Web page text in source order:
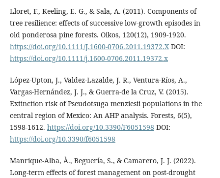
Lloret, F., Keeling, E. G., & Sala, A. (2011). Components of
tree resilience: effects of successive low-growth episodes in
old ponderosa pine forests. Oikos, 120(12), 1909-1920.
https://doi.org/10.1111/J.1600-0706.2011.19372.XDOI:
https://doi.org/10.1111/j.1600-0706.2011.19372.x
López-Upton, J., Valdez-Lazalde, J. R., Ventura-Ríos, A.,
Vargas-Hernández, J. J., & Guerra-de la Cruz, V. (2015).
Extinction risk of Pseudotsuga menziesii populations in the
central region of Mexico: An AHP analysis. Forests, 6(5),
1598-1612. https://doi.org/10.3390/F6051598 DOI:
https://doi.org/10.3390/f6051598
Manrique-Alba, À., Beguería, S., & Camarero, J. J. (2022).
Long-term effects of forest management on post-drought